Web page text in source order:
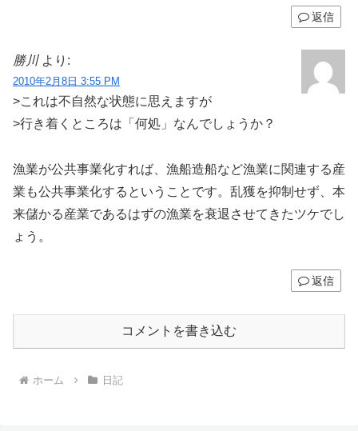
返信
勝川 より:
2010年2月8日 3:55 PM
>これは不自然な状態に思えますが
>行き着くところは「何処」なんでしょうか？
漁業が公共事業化すれば、漁船造船など漁業に関連する産
業も公共事業化するということです。乱獲を抑制せず、本
来儲かる産業であるはずの漁業を衰退させてきたツケでし
ょう。
返信
コメントを書き込む
ホーム 日記